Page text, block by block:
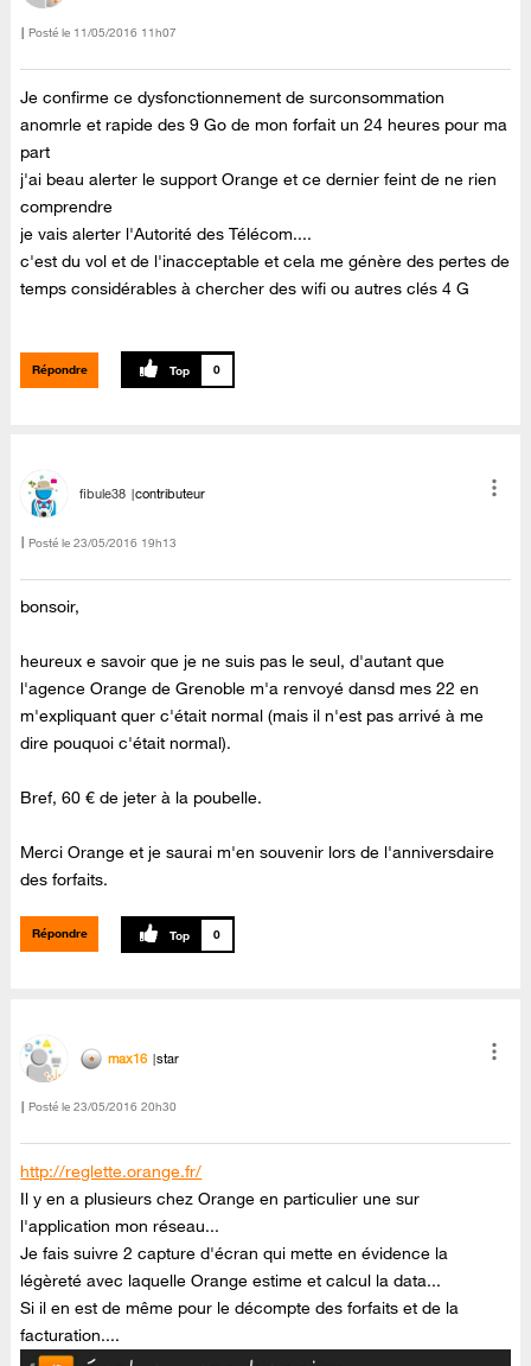
Posté le ‎11/05/2016 11h07
Je confirme ce dysfonctionnement de surconsommation
anomrle et rapide des 9 Go de mon forfait un 24 heures pour ma
part
j'ai beau alerter le support Orange et ce dernier feint de ne rien
comprendre
je vais alerter l'Autorité des Télécom....
c'est du vol et de l'inacceptable et cela me génère des pertes de
temps considérables à chercher des wifi ou autres clés 4 G
Répondre 0
fibule38 contributeur
Posté le ‎23/05/2016 19h13
bonsoir,
heureux e savoir que je ne suis pas le seul, d'autant que
l'agence Orange de Grenoble m'a renvoyé dansd mes 22 en
m'expliquant quer c'était normal (mais il n'est pas arrivé à me
dire pouquoi c'était normal).
Bref, 60 € de jeter à la poubelle.
Merci Orange et je saurai m'en souvenir lors de l'anniversdaire
des forfaits.
Répondre 0
max16 star
Posté le ‎23/05/2016 20h30
http://reglette.orange.fr/
Il y en a plusieurs chez Orange en particulier une sur
l'application mon réseau...
Je fais suivre 2 capture d'écran qui mette en évidence la
légèreté avec laquelle Orange estime et calcul la data...
Si il en est de même pour le décompte des forfaits et de la
facturation....